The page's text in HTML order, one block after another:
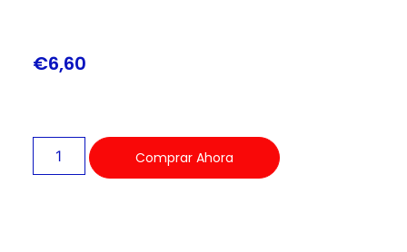
€6,60
Comprar Ahora